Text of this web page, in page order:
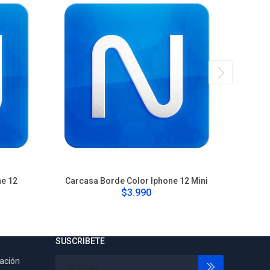
12 Carcasa Borde Color Iphone 12 Mini
$3.990
SUSCRIBETE